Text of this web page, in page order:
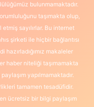
bulunmamaktadır.
taşımakta olup,
sayılırlar. Bu internet
şirketi ile hiçbir bağlantısı
hazırladığımız makaleler
haber niteliği taşımamakta
yapılmamaktadır.
tamamen tesadüfidir.
ücretsiz bir bilgi paylaşım